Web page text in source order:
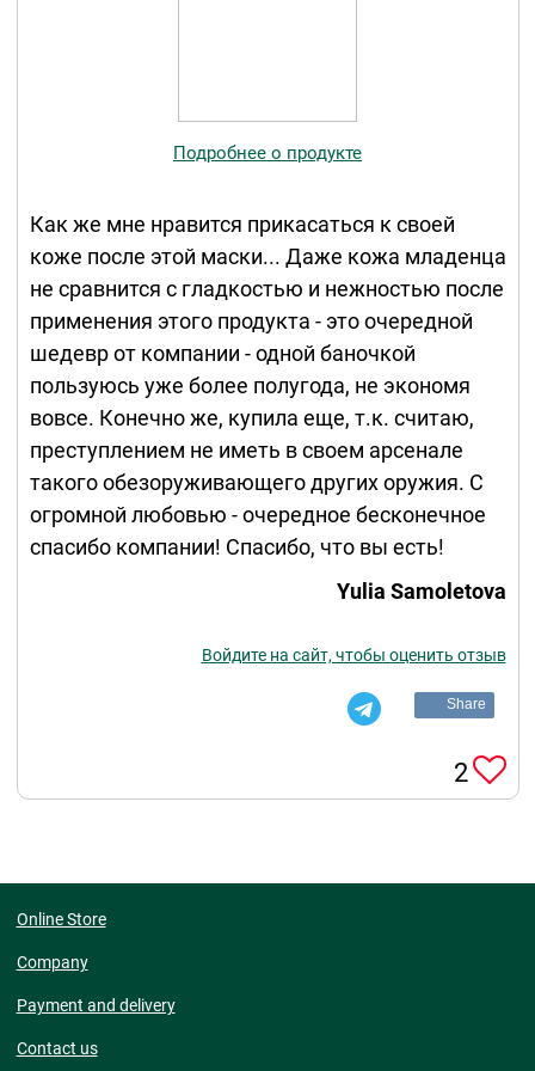
Подробнее о продукте
Как же мне нравится прикасаться к своей
коже после этой маски... Даже кожа младенца
не сравнится с гладкостью и нежностью после
применения этого продукта - это очередной
шедевр от компании - одной баночкой
пользуюсь уже более полугода, не экономя
вовсе. Конечно же, купила еще, т.к. считаю,
преступлением не иметь в своем арсенале
такого обезоруживающего других оружия. С
огромной любовью - очередное бесконечное
спасибо компании! Спасибо, что вы есть!
Yulia Samoletova
Войдите на сайт, чтобы оценить отзыв
Share
2
Online Store
Company
Payment and delivery
Contact us